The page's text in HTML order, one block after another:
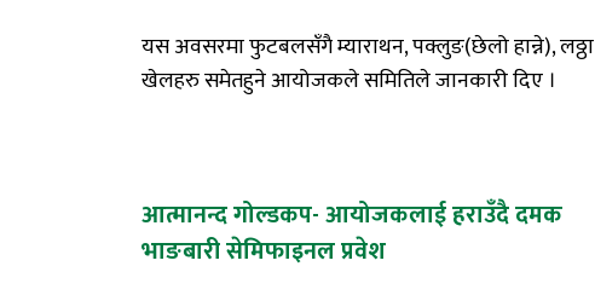
यसअवसरमाफुटबलसँगैम्याराथन,पक्लुङ(छेलोहान्ने),लठ्ठा
खेलहरुसमेतहुनेआयोजकलेसमितिलेजानकारीदिए ।
Post
navigation
आत्मानन्द गोल्डकप- आयोजकलाई हराउँदै दमक
भाङबारी सेमिफाइनल प्रवेश